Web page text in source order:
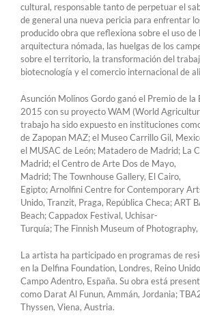
cultural, responsable tanto de perpetuar el
de general una nueva pericia para enfrentar
producido obra que reflexiona sobre el uso de
arquitectura nómada, las huelgas de los
sobre el territorio, la transformación del
biotecnología y el comercio internacional de
Asunción Molinos Gordo ganó el Premio de la
2015 con su proyecto WAM (World
trabajo ha sido expuesto en instituciones
de Zapopan MAZ; el Museo Carrillo Gil,
el MUSAC de León; Matadero de Madrid; La
Madrid; el Centro de Arte Dos de Mayo,
Madrid; The Townhouse Gallery, El Cairo,
Egipto; Arnolfini Centre for Contemporary
Unido, Tranzit, Praga, República Checa; ART
Beach; Cappadox Festival, Uchisar-
Turquía; The Finnish Museum of
La artista ha participado en programas de
en la Delfina Foundation, Londres, Reino
Campo Adentro, España. Su obra está
como Darat Al Funun, Ammán, Jordania;
Thyssen, Viena, Austria.